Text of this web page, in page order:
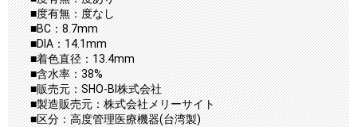
■度有無：度なし
■BC：8.7mm
■DIA：14.1mm
■着色直径：13.4mm
■含水率：38%
■販売元：SHO-BI株式会社
■製造販売元：株式会社メリーサイト
■区分：高度管理医療機器(台湾製)